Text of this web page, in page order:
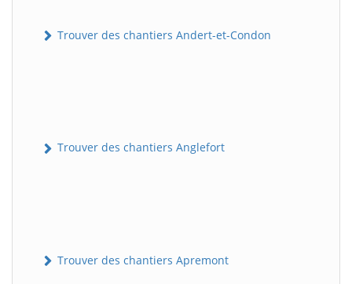
Trouver des chantiers Andert-et-Condon
Trouver des chantiers Anglefort
Trouver des chantiers Apremont